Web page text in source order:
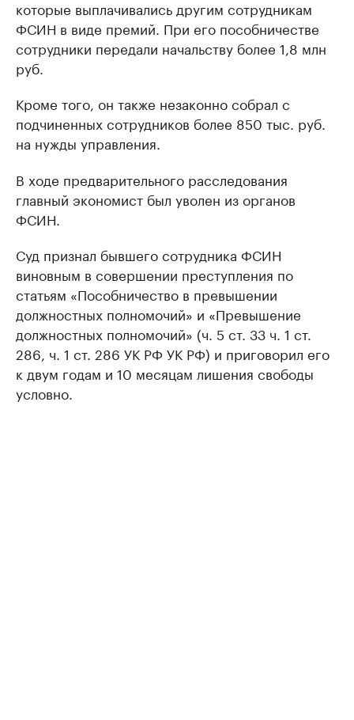
которые выплачивались другим сотрудникам
ФСИН в виде премий. При его пособничестве
сотрудники передали начальству более 1,8 млн
руб.
Кроме того, он также незаконно собрал с
подчиненных сотрудников более 850 тыс. руб.
на нужды управления.
В ходе предварительного расследования
главный экономист был уволен из органов
ФСИН.
Суд признал бывшего сотрудника ФСИН
виновным в совершении преступления по
статьям «Пособничество в превышении
должностных полномочий» и «Превышение
должностных полномочий» (ч. 5 ст. 33 ч. 1 ст.
286, ч. 1 ст. 286 УК РФ УК РФ) и приговорил его
к двум годам и 10 месяцам лишения свободы
условно.